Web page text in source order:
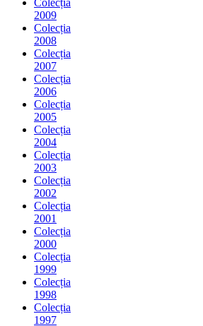
Colecția
2009
Colecția
2008
Colecția
2007
Colecția
2006
Colecția
2005
Colecția
2004
Colecția
2003
Colecția
2002
Colecția
2001
Colecția
2000
Colecția
1999
Colecția
1998
Colecția
1997